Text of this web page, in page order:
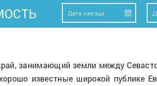
занимающий земли между
известные широкой публике